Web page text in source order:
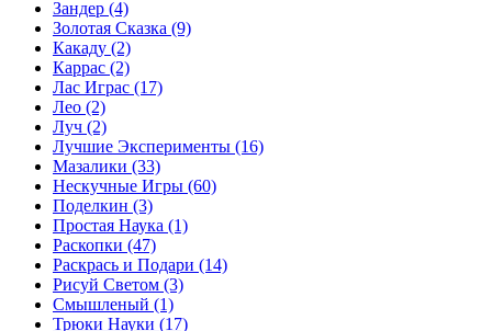
Зандер (4)
Золотая Сказка (9)
Какаду (2)
Каррас (2)
Лас Играс (17)
Лео (2)
Луч (2)
Лучшие Эксперименты (16)
Мазалики (33)
Нескучные Игры (60)
Поделкин (3)
Простая Наука (1)
Раскопки (47)
Раскрась и Подари (14)
Рисуй Светом (3)
Смышленый (1)
Трюки Науки (17)